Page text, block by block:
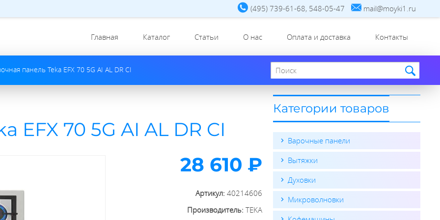
(495) 739-61-68, 548-05-47 mail@moyki1.ru
Главная Каталог Статьи О нас Оплата и доставка Контакты
панель Teka EFX 70 5G AI AL DR CI
Поиск по сайту
EFX 70 5G AI AL DR CI
28 610 ₽
Артикул:40214606
Производитель:TEKA
Категории товаров
Варочные панели
Вытяжки
Духовки
Микроволновки